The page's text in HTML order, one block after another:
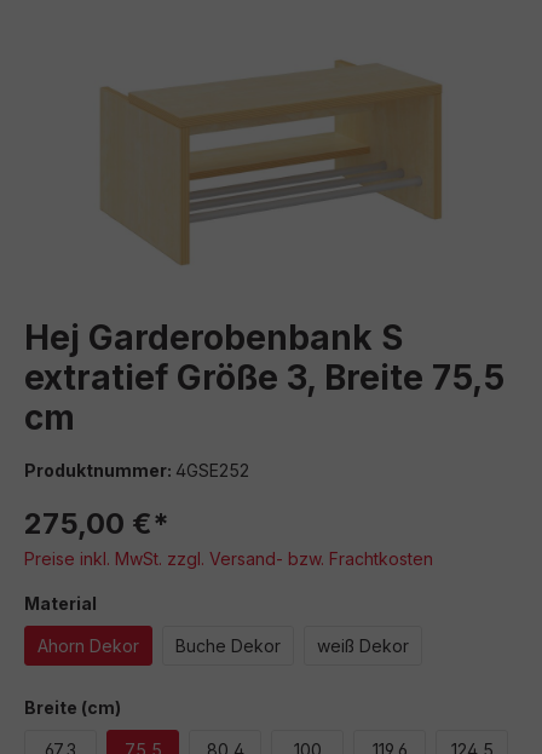
Hej Garderobenbank S
extratief Größe 3, Breite 75,5
cm
Produktnummer: 4GSE252
275,00 €*
Preise inkl. MwSt. zzgl. Versand- bzw. Frachtkosten
Material
Ahorn Dekor Buche Dekor weiß Dekor
Breite (cm)
67,3 75,5 80,4 100 119,6 124,5